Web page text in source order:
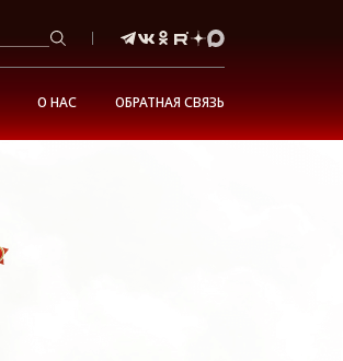
О НАС ОБРАТНАЯ СВЯЗЬ